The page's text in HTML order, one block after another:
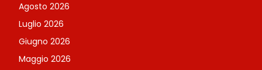
Agosto 2026
Luglio 2026
Giugno 2026
Maggio 2026